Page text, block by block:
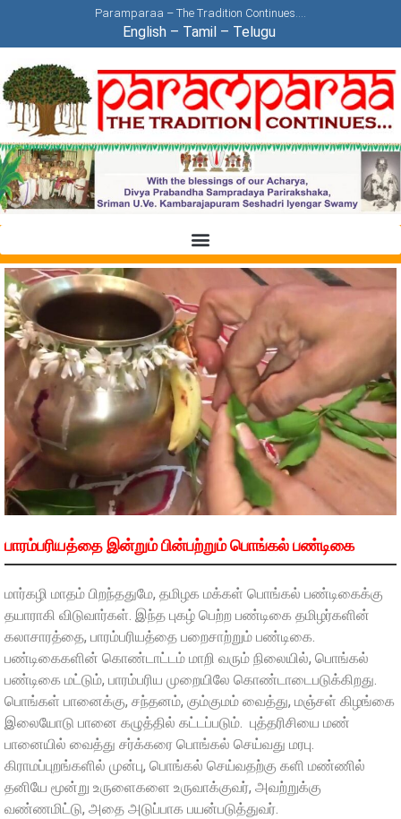
Paramparaa – The Tradition Continues….
English– Tamil– Telugu
பாரம்பரியத்தை இன்றும் பின்பற்றும் பொங்கல் பண்டிகை
மார்கழி மாதம் பிறந்ததுமே, தமிழக மக்கள் பொங்கல் பண்டிகைக்கு
தயாராகி விடுவார்கள். இந்த புகழ் பெற்ற பண்டிகை தமிழர்களின்
கலாசாரத்தை, பாரம்பரியத்தை பறைசாற்றும் பண்டிகை.
பண்டிகைகளின் கொண்டாட்டம் மாறி வரும் நிலையில், பொங்கல்
பண்டிகை மட்டும், பாரம்பரிய முறையிலே கொண்டாடைபடுக்கிறது.
பொங்கள் பானைக்கு, சந்தனம், கும்குமம் வைத்து, மஞ்சள் கிழங்கை
இலையோடு பானை கழுத்தில் கட்டப்படும். புத்தரிசியை மண்
பானையில் வைத்து சர்க்கரை பொங்கல் செய்வது மரபு.
கிராமப்புறங்களில் முன்பு, பொங்கல் செய்வதற்கு களி மண்ணில்
தனியே மூன்று உருளைகளை உருவாக்குவர், அவற்றுக்கு
வண்ணமிட்டு, அதை அடுப்பாக பயன்படுத்துவர்.